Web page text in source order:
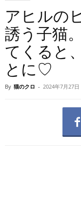
アヒルの
誘う子猫
てくると
とに♡
By 猫のクロ - 2024年7月27日